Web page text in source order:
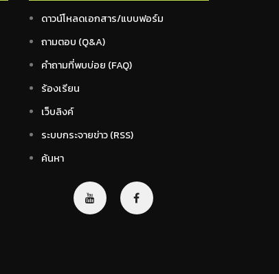
ดาวน์โหลดเอกสาร/แบบฟอร์ม
ถามตอบ (Q&A)
คำถามที่พบบ่อย (FAQ)
ร้องเรียน
เว็บลิงค์
ระบบกระจายข่าว (RSS)
ค้นหา